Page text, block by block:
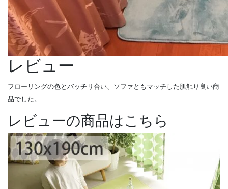
レビュー
フローリングの色とバッチリ合い、ソファともマッチした肌触り良い商
品でした。
レビューの商品はこちら